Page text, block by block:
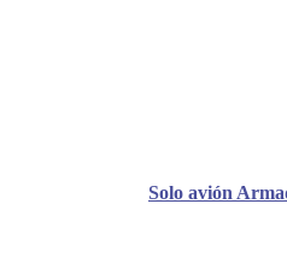
Solo avión